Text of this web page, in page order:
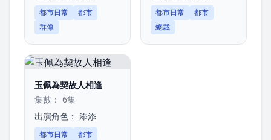
都市日常
都市
群像
都市日常
都市
總裁
玉佩為契故人相逢
集數： 6集
出演角色： 添添
都市日常
都市